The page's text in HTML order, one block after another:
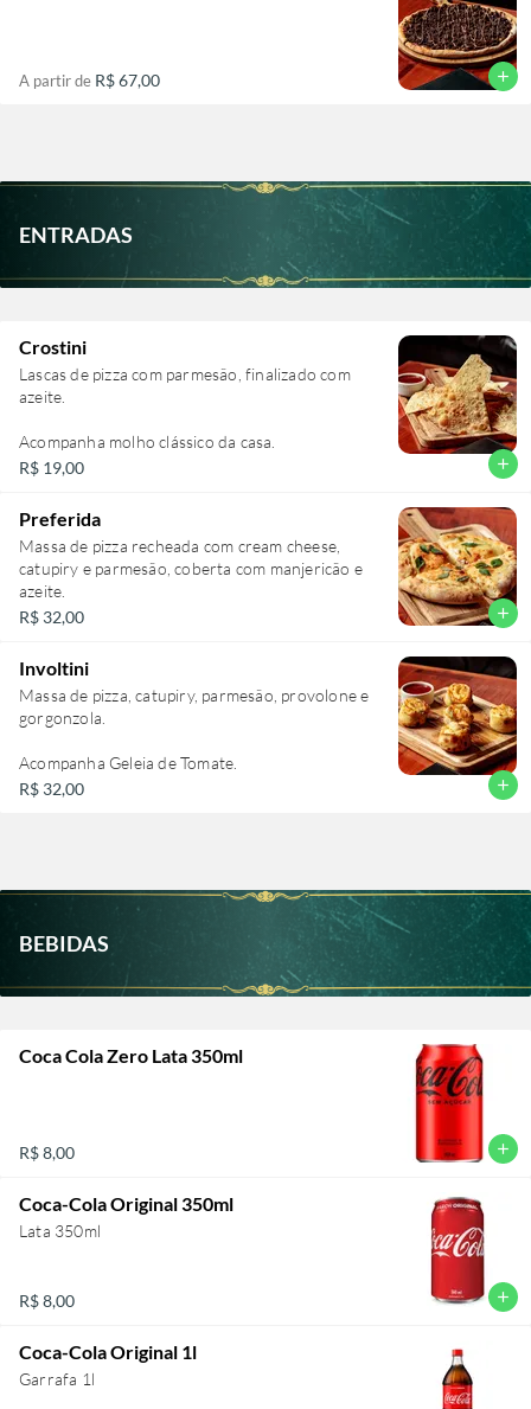
A partir de R$ 67,00 add
ENTRADAS
Crostini
Lascas de pizza com parmesão, finalizado com
azeite.
Acompanha molho clássico da casa.
R$ 19,00
add
Preferida
Massa de pizza recheada com cream cheese,
catupiry e parmesão, coberta com manjericão e
azeite.
R$ 32,00
add
Involtini
Massa de pizza, catupiry, parmesão, provolone e
gorgonzola.
Acompanha Geleia de Tomate.
R$ 32,00
add
BEBIDAS
Coca Cola Zero Lata 350ml
R$ 8,00 add
Coca-Cola Original 350ml
Lata 350ml
R$ 8,00 add
Coca-Cola Original 1l
Garrafa 1l